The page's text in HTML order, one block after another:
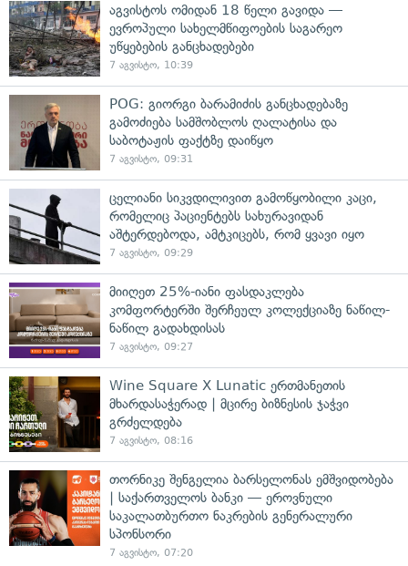
აგვისტოს ომიდან 18 წელი გავიდა —
ევროპული სახელმწიფოების საგარეო
უწყებების განცხადებები
7 აგვისტო, 10:39
POG: გიორგი ბარამიძის განცხადებაზე
გამოძიება სამშობლოს ღალატისა და
საბოტაჟის ფაქტზე დაიწყო
7 აგვისტო, 09:31
ცელიანი სიკვდილივით გამოწყობილი კაცი,
რომელიც პაციენტებს სახურავიდან
აშტერდებოდა, ამტკიცებს, რომ ყვავი იყო
7 აგვისტო, 09:29
მიიღეთ 25%-იანი ფასდაკლება
კომფორტერში შერჩეულ კოლექციაზე ნაწილ-
ნაწილ გადახდისას
7 აგვისტო, 09:27
Wine Square X Lunatic ერთმანეთის
მხარდასაჭერად | მცირე ბიზნესის ჯაჭვი
გრძელდება
7 აგვისტო, 08:16
თორნიკე შენგელია ბარსელონას ემშვიდობება
| საქართველოს ბანკი — ეროვნული
საკალათბურთო ნაკრების გენერალური
სპონსორი
7 აგვისტო, 07:20